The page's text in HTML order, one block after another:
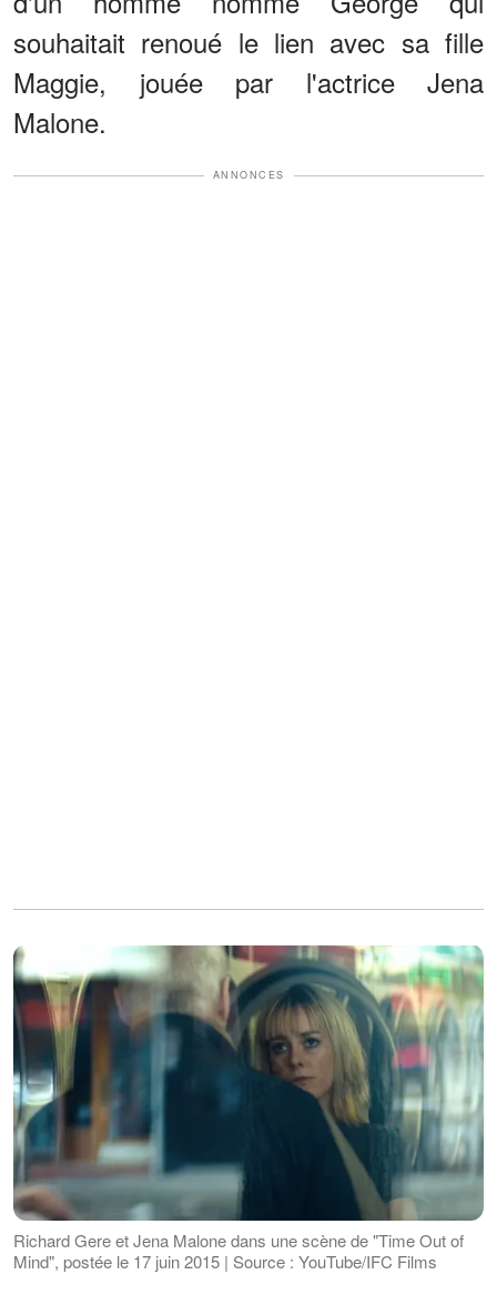
souhaitait renoué le lien avec sa fille
Maggie, jouée par l'actrice Jena
Malone.
ANNONCES
Richard Gere et Jena Malone dans une scène de "Time Out of
Mind", postée le 17 juin 2015 | Source : YouTube/IFC Films